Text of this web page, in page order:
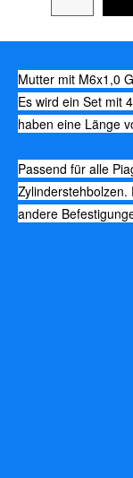
Mutter mit M6x1,0
Es wird ein Set mit
haben eine Länge
Passend für alle
andere